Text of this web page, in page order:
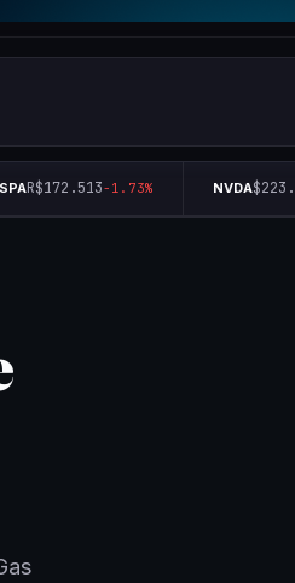
R$172.513-1.73% NVDA$223.96